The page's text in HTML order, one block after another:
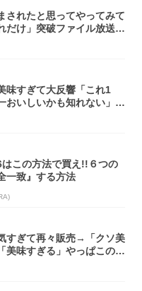
されたと思ってやってみて
だけ」突破ファイル放送で
味すぎて大反響「これ1
おいしいかも知れない」
はこの方法で買え!!６つの
一致』する方法
すぎて再々販売→「クソ美
美味すぎる」やっぱこのク